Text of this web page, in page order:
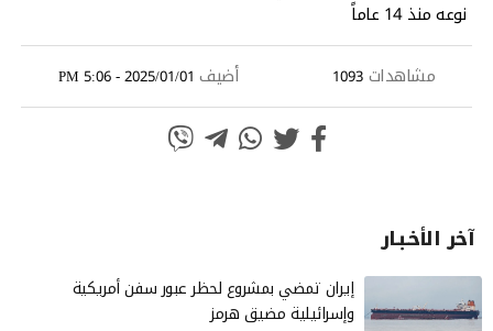
نوعه منذ 14 عاماً
مشاهدات 1093 أضيف 2025/01/01 - 5:06 PM
آخر الأخـبـار
إيران تمضي بمشروع لحظر عبور سفن أمريكية
وإسرائيلية مضيق هرمز